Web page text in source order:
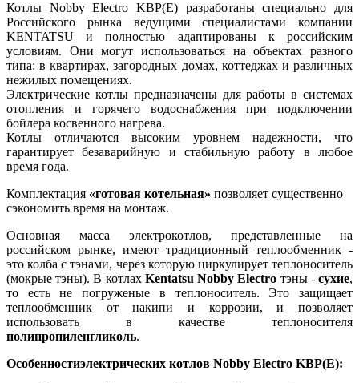
Котлы Nobby Electro KBP(E) разработаны специально для
Российского рынка ведущими специалистами компании
KENTATSU и полностью адаптированы к российским
условиям. Они могут использоваться на объектах разного
типа: в квартирах, загородных домах, коттеджах и различных
нежилых помещениях.
Электрические котлы предназначены для работы в системах
отопления и горячего водоснабжения при подключении
бойлера косвенного нагрева.
Котлы отличаются высоким уровнем надежности, что
гарантирует безаварийную и стабильную работу в любое
время года.
Комплектация «готовая котельная» позволяет существенно
сэкономить время на монтаж.
Основная масса электрокотлов, представленные на
российском рынке, имеют традиционный теплообменник -
это колба с тэнами, через которую циркулирует теплоноситель
(мокрые тэны). В котлах Kentatsu Nobby Electro тэны -сухие,
то есть не погруженые в теплоноситель. Это защищает
теплообменник от накипи и коррозии, и позволяет
использовать в качестве теплоносителя
полипропиленгликоль.
Особенностиэлектрических котлов Nobby Electro KBP(E):